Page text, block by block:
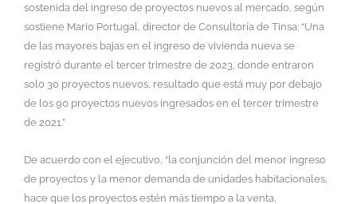
sostenida del ingreso de proyectos nuevos al mercado, según
sostiene Mario Portugal, director de Consultoría de Tinsa: “Una
de las mayores bajas en el ingreso de vivienda nueva se
registró durante el tercer trimestre de 2023, donde entraron
solo 30 proyectos nuevos, resultado que está muy por debajo
de los 90 proyectos nuevos ingresados en el tercer trimestre
de 2021.”
De acuerdo con el ejecutivo, “la conjunción del menor ingreso
de proyectos y la menor demanda de unidades habitacionales,
hace que los proyectos estén más tiempo a la venta,